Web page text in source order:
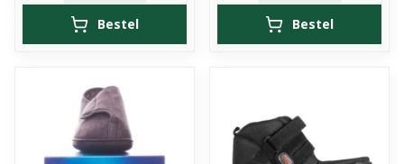
Bestel Bestel